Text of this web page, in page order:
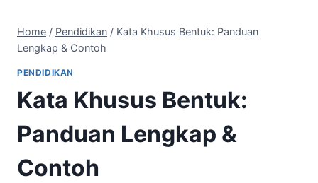
Home / Pendidikan / Kata Khusus Bentuk: Panduan
Lengkap & Contoh
PENDIDIKAN
Kata Khusus Bentuk:
Panduan Lengkap &
Contoh